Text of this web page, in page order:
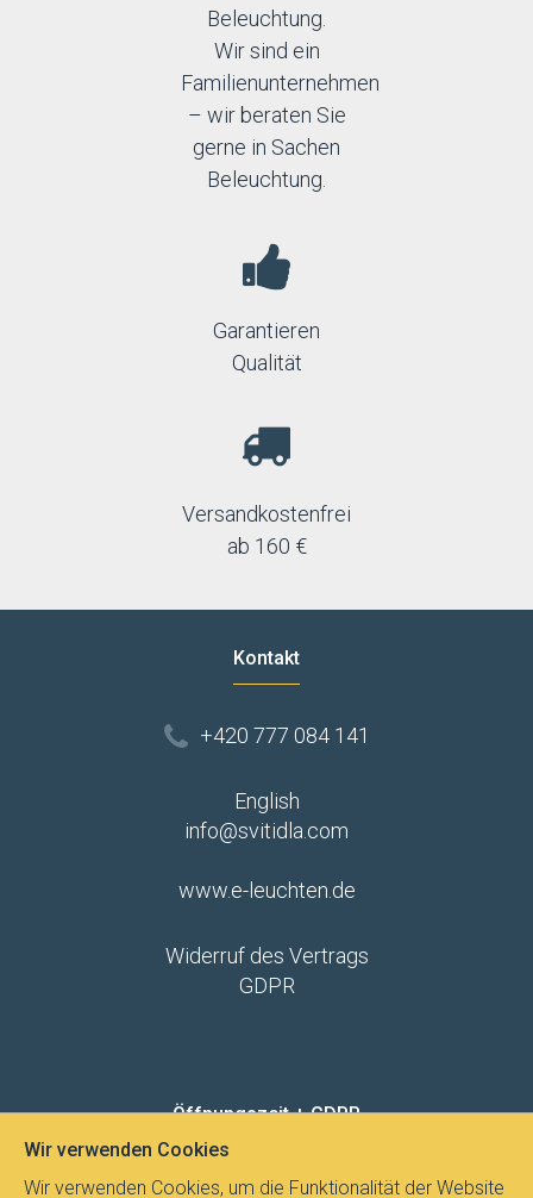
Beleuchtung.
Wir sind ein
Familienunternehmen
– wir beraten Sie
gerne in Sachen
Beleuchtung.
Garantieren
Qualität
Versandkostenfrei
ab 160 €
Kontakt
+420 777 084 141
English
info@svitidla.com
www.e-leuchten.de
Widerruf des Vertrags
GDPR
Öffnungszeit + GDPR
MO - FR 8:00 - 12:00 13:00 - 15:00
Wir verwenden Cookies
Wir verwenden Cookies, um die Funktionalität der Website